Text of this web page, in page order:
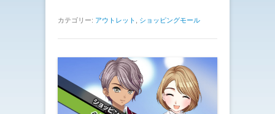
カテゴリー: アウトレット ショッピングモール